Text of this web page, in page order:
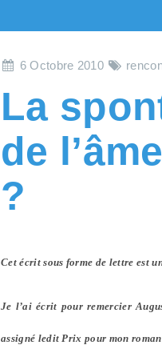
6 Octobre 2010
La
de
?
Cet écrit sous forme de lettre est
Je l’ai écrit pour remercier
assigné ledit Prix pour mon